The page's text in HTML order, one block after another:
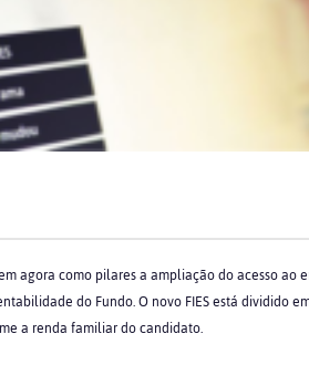
agora como pilares a ampliação do acesso
do Fundo. O novo FIES está dividido
a renda familiar do candidato.